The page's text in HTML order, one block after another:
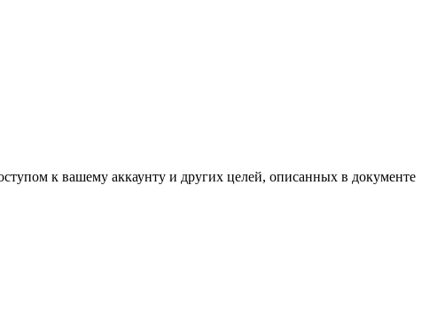
к вашему аккаунту и других целей, описанных в документе